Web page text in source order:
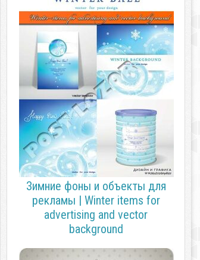
Зимние фоны и объекты для
рекламы | Winter items for
advertising and vector
background